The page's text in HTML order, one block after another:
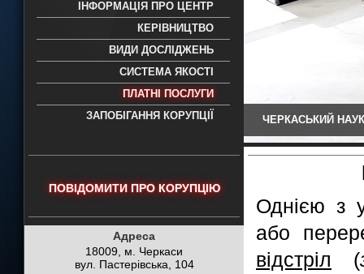
науково-дослідний експертно-
- проведення всих видів судових
експертиз
ІНФОРМАЦІЯ ПРО ЦЕНТР
КЕРІВНИЦТВО
ВИДИ ДОСЛІДЖЕНЬ
СИСТЕМА ЯКОСТІ
ПЛАТНІ ПОСЛУГИ
ЗАПОБІГАННЯ КОРУПЦІЇ
ЧЕРКАСЬКИЙ
ПОВІДОМИТИ ПРО КОРУПЦІЮ
Адреса
18009, м. Черкаси
вул. Пастерівська, 104
Однією з
або
відстріл (